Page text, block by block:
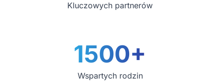
Kluczowych partnerów
1500+
Wspartych rodzin